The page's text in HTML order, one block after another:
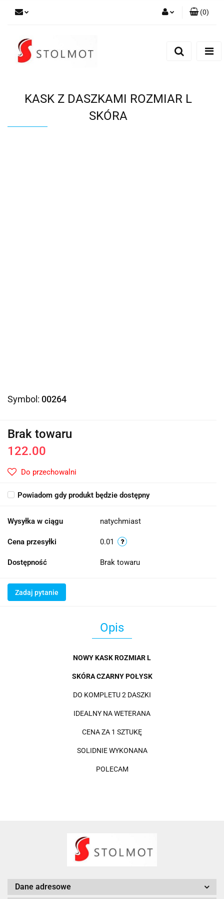
(0)
KASK Z DASZKAMI ROZMIAR L
SKÓRA
Symbol: 00264
Brak towaru
122.00
Do przechowalni
Powiadom gdy produkt będzie dostępny
Wysyłka w ciągu natychmiast
Cena przesyłki 0.01
Dostępność Brak towaru
Zadaj pytanie
Opis
NOWY KASK ROZMIAR L
SKÓRA CZARNY POŁYSK
DO KOMPLETU 2 DASZKI
IDEALNY NA WETERANA
CENA ZA 1 SZTUKĘ
SOLIDNIE WYKONANA
POLECAM
Dane adresowe